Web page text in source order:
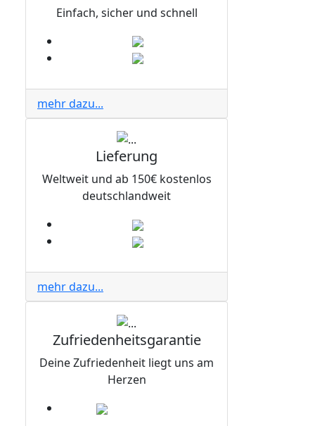
Einfach, sicher und schnell
mehr dazu...
Lieferung
Weltweit und ab 150€ kostenlos
deutschlandweit
mehr dazu...
Zufriedenheitsgarantie
Deine Zufriedenheit liegt uns am
Herzen